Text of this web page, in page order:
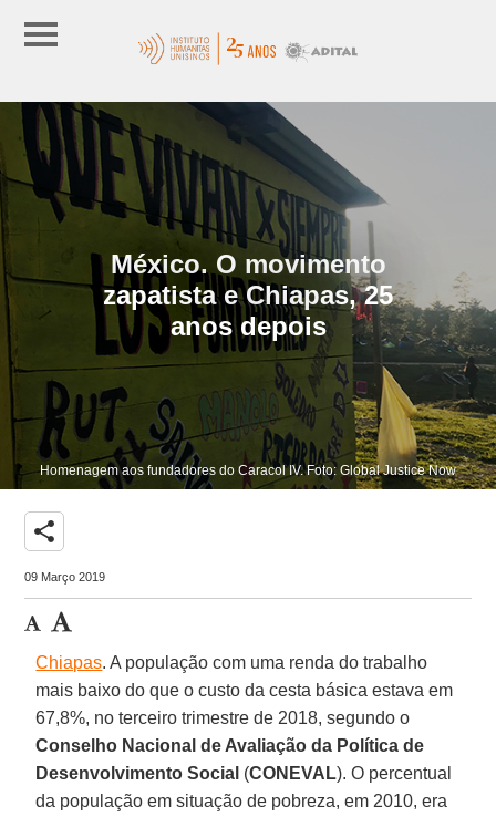
México. O movimento
zapatista e Chiapas, 25
anos depois
Homenagem aos fundadores do Caracol IV. Foto: Global Justice Now
share
09 Março 2019
Chiapas. A população com uma renda do trabalho
mais baixo do que o custo da cesta básica estava em
67,8%, no terceiro trimestre de 2018, segundo o
Conselho Nacional de Avaliação da Política de
Desenvolvimento Social (CONEVAL). O percentual
da população em situação de pobreza, em 2010, era